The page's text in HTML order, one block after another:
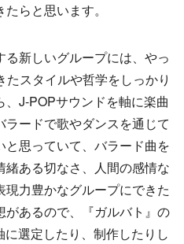
らと思います。
新しいグループには、やっ
スタイルや哲学をしっかり
J-POPサウンドを軸に楽曲
ードで歌やダンスを通じて
思っていて、バラード曲を
ある切なさ、人間の感情な
力豊かなグループにできた
があるので、『ガルバト』の
選定したり、制作したりし